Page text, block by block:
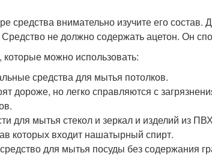
средства внимательно изучите его
Средство не должно содержать ацетон. Он
которые можно использовать:
средства для мытья потолков.
дороже, но легко справляются с
для мытья стекол и зеркал и изделий из ПВХ
которых входит нашатырный спирт.
для мытья посуды без содержания